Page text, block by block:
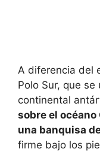
A diferencia del
Polo Sur, que
continental
sobre el
una banquisa
firme bajo los